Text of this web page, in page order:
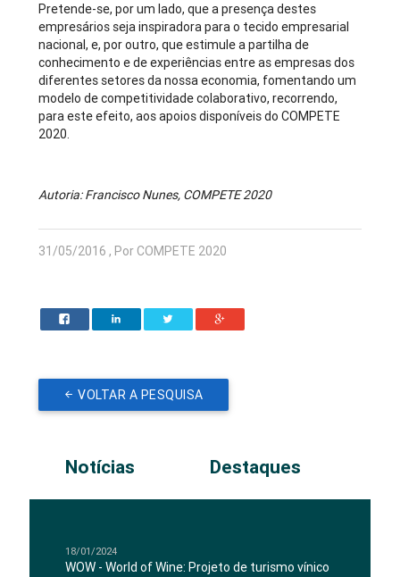
Pretende-se, por um lado, que a presença destes
empresários seja inspiradora para o tecido empresarial
nacional, e, por outro, que estimule a partilha de
conhecimento e de experiências entre as empresas dos
diferentes setores da nossa economia, fomentando um
modelo de competitividade colaborativo, recorrendo,
para este efeito, aos apoios disponíveis do COMPETE
2020.
Autoria: Francisco Nunes, COMPETE 2020
31/05/2016 , Por COMPETE 2020
VOLTAR A PESQUISA
Notícias Destaques
18/01/2024
WOW - World of Wine: Projeto de turismo vínico